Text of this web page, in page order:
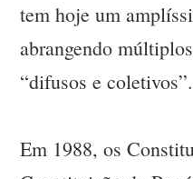
tem hoje um
abrangendo
“difusos e coletivos”.
Em 1988, os